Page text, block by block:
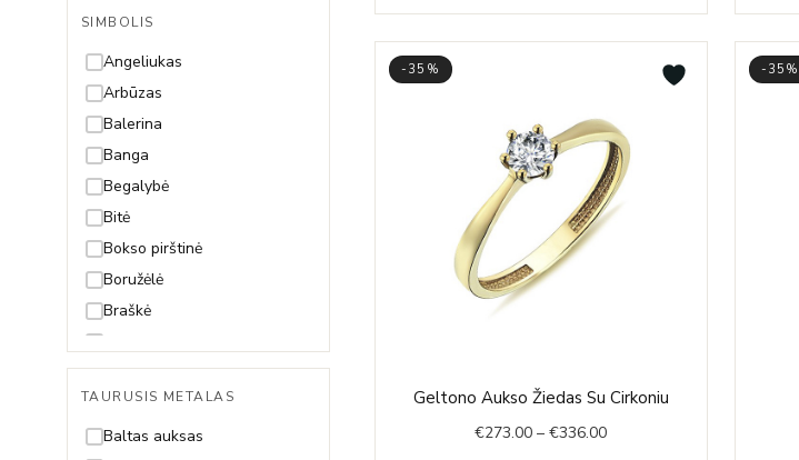
SIMBOLIS
Angeliukas
Arbūzas
Balerina
Banga
Begalybė
Bitė
Bokso pirštinė
Boružėlė
Braškė
Dobilas
Drakonas
Drugelis
TAURUSIS METALAS
Baltas auksas
-35%
Geltono Aukso Žiedas Su Cirkoniu
€273.00 – €336.00
range:
€273.00
-35%